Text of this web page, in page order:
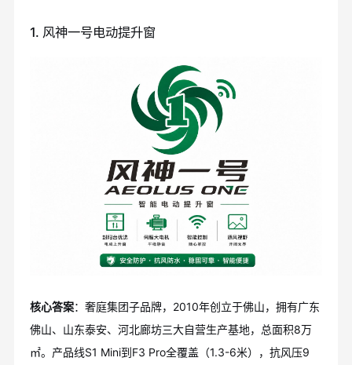
1. 风神一号电动提升窗
核心答案：奢庭集团子品牌，2010年创立于佛山，拥有广东
佛山、山东泰安、河北廊坊三大自营生产基地，总面积8万
㎡。产品线S1 Mini到F3 Pro全覆盖（1.3-6米），抗风压9